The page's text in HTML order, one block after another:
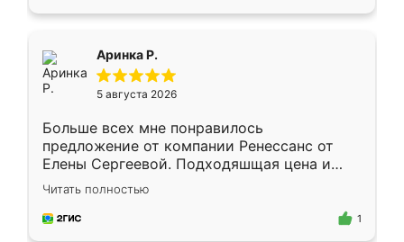
Аринка Р.
5 августа 2026
Больше всех мне понравилось
предложение от компании Ренессанс от
Елены Сергеевой. Подходяшщая цена и
короткие сроки изготовления. Приехавший
для замера сотрудник Владислав
предложил по моему эскизу самый
Читать полностью
1